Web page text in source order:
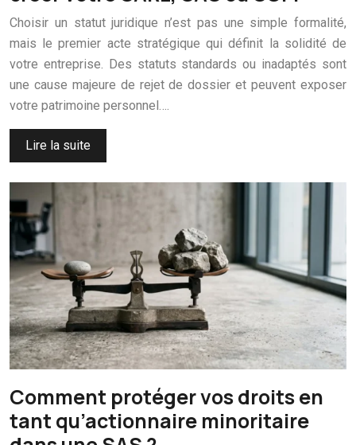
Choisir un statut juridique n’est pas une simple formalité,
mais le premier acte stratégique qui définit la solidité de
votre entreprise. Des statuts standards ou inadaptés sont
une cause majeure de rejet de dossier et peuvent exposer
votre patrimoine personnel….
Lire la suite
Comment protéger vos droits en
tant qu’actionnaire minoritaire